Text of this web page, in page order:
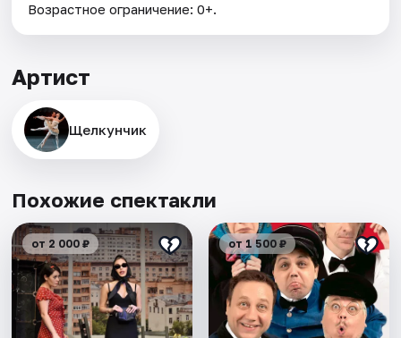
Возрастное ограничение: 0+.
Артист
Щелкунчик
Похожие спектакли
от 2 000 ₽ от 1 500 ₽